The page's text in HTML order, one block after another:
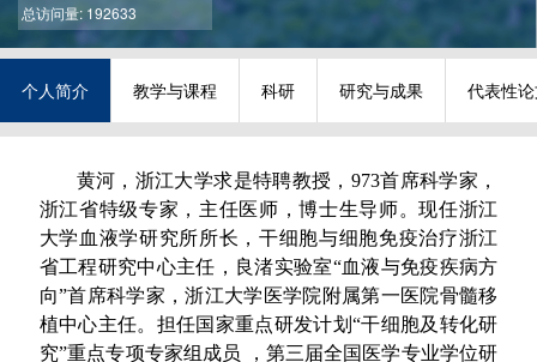
总访问量: 192633
个人简介 教学与课程 科研 研究与成果 代表性
黄河，浙江大学求是特聘教授，973首席科学家，
浙江省特级专家，主任医师，博士生导师。现任浙江
大学血液学研究所所长，干细胞与细胞免疫治疗浙江
省工程研究中心主任，良渚实验室“血液与免疫疾病方
向”首席科学家，浙江大学医学院附属第一医院骨髓移
植中心主任。担任国家重点研发计划“干细胞及转化研
究”重点专项专家组成员 ，第三届全国医学专业学位研